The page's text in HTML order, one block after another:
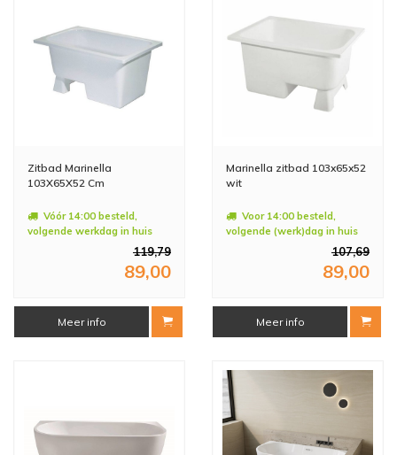
Zitbad Marinella
103X65X52 Cm
Vóór 14:00 besteld,
volgende werkdag in huis
119,79
89,00
Meer info
Marinella zitbad 103x65x52
wit
Voor 14:00 besteld,
volgende (werk)dag in huis
107,69
89,00
Meer info